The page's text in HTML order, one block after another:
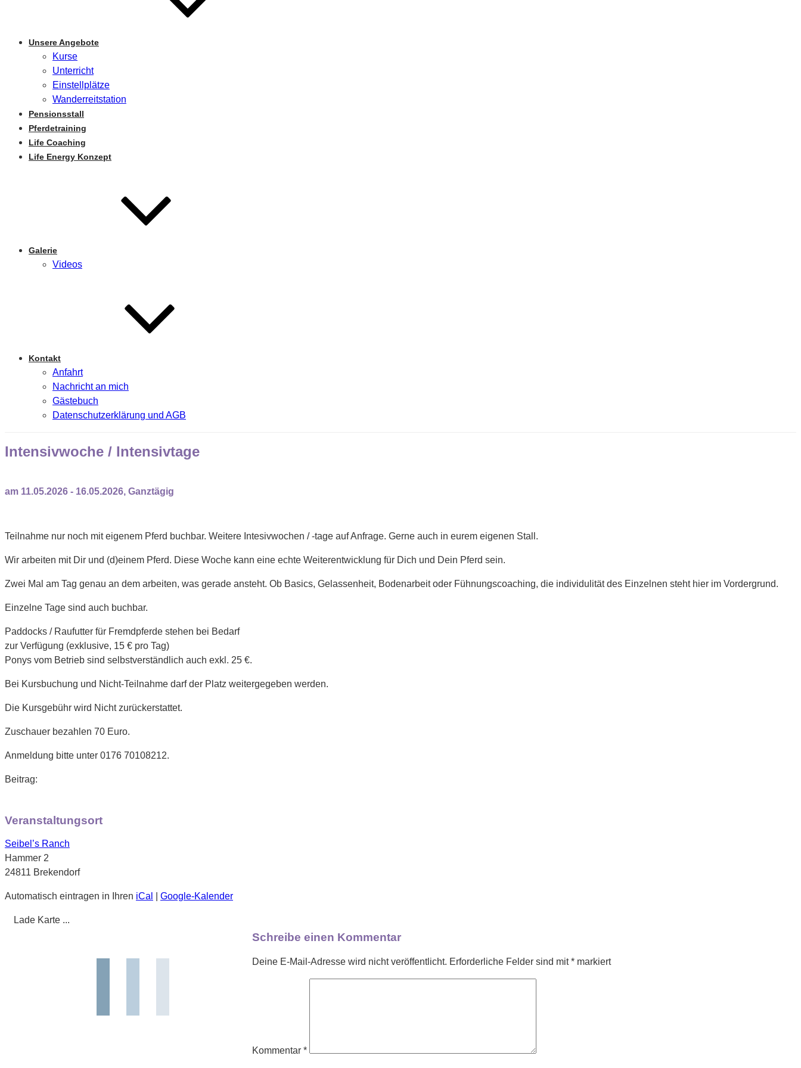
Unsere Angebote
Kurse
Unterricht
Einstellplätze
Wanderreitstation
Pensionsstall
Pferdetraining
Life Coaching
Life Energy Konzept
Galerie
Videos
Kontakt
Anfahrt
Nachricht an mich
Gästebuch
Datenschutzerklärung und AGB
Intensivwoche / Intensivtage
am 11.05.2026 - 16.05.2026, Ganztägig
Teilnahme nur noch mit eigenem Pferd buchbar. Weitere Intesivwochen / -tage auf Anfrage. Gerne auch in eurem eigenen Stall.
Wir arbeiten mit Dir und (d)einem Pferd. Diese Woche kann eine echte Weiterentwicklung für Dich und Dein Pferd sein.
Zwei Mal am Tag genau an dem arbeiten, was gerade ansteht. Ob Basics, Gelassenheit, Bodenarbeit oder Fühnungscoaching, die individulität des Einzelnen steht hier im Vordergrund.
Einzelne Tage sind auch buchbar.
Paddocks / Raufutter für Fremdpferde stehen bei Bedarf
zur Verfügung (exklusive, 15 € pro Tag)
Ponys vom Betrieb sind selbstverständlich auch exkl. 25 €.
Bei Kursbuchung und Nicht-Teilnahme darf der Platz weitergegeben werden.
Die Kursgebühr wird Nicht zurückerstattet.
Zuschauer bezahlen 70 Euro.
Anmeldung bitte unter 0176 70108212.
Beitrag:
Veranstaltungsort
Seibel’s Ranch
Hammer 2
24811 Brekendorf
Automatisch eintragen in Ihren iCal Google-Kalender
Lade Karte ...
Schreibe einen Kommentar
Deine E-Mail-Adresse wird nicht veröffentlicht. Erforderliche Felder sind mit* markiert
Kommentar *